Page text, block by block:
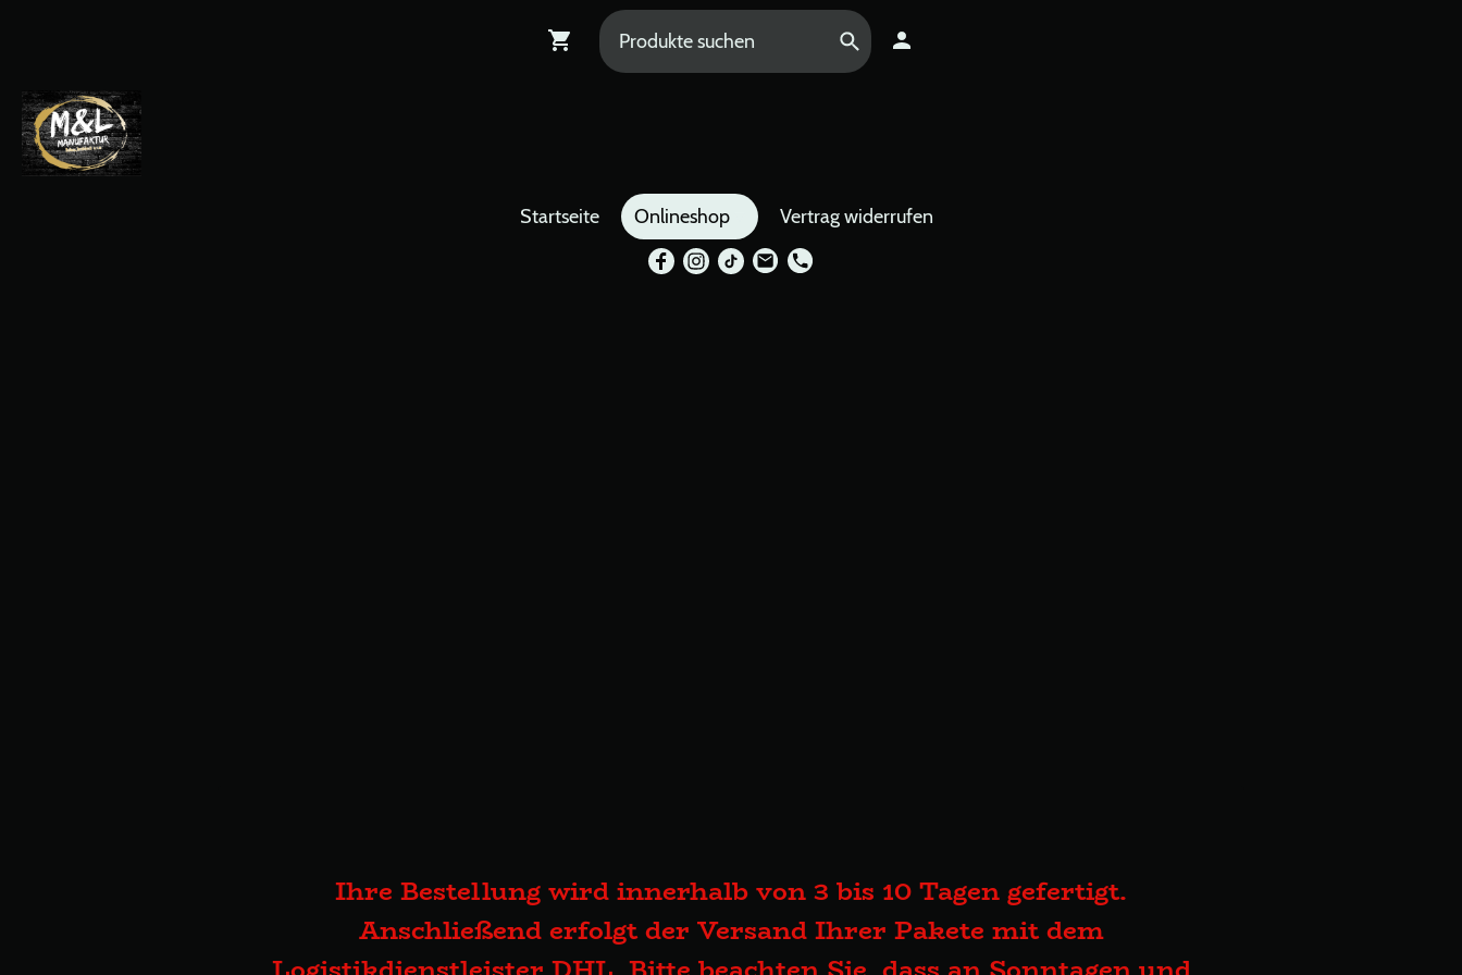
Startseite Onlineshop Vertrag widerrufen
Ihre Bestellung wird innerhalb von 3 bis 10 Tagen gefertigt.
Anschließend erfolgt der Versand Ihrer Pakete mit dem